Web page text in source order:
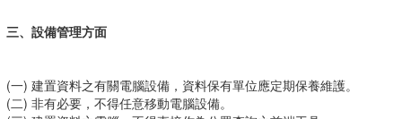
三、設備管理方面
(一) 建置資料之有關電腦設備，資料保有單位應定期保養維護。
(二) 非有必要，不得任意移動電腦設備。